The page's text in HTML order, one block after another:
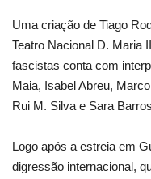
Uma criação de Tiago
Teatro Nacional D. Maria
fascistas conta com
Maia, Isabel Abreu,
Rui M. Silva e Sara
Logo após a estreia em
digressão internacional,